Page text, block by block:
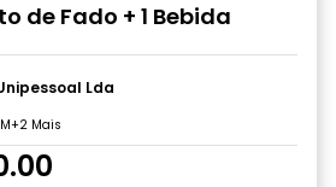
de Fado + 1 Bebida
Lda
+2 Mais